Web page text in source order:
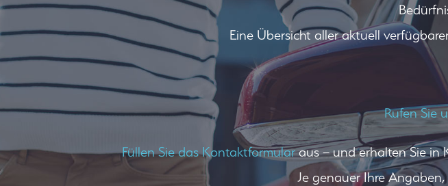
Eine Übersicht aller aktuell
Rufen Sie
Füllen Sie das Kontaktformularaus – und erhalten Sie in
Je genauer Ihre